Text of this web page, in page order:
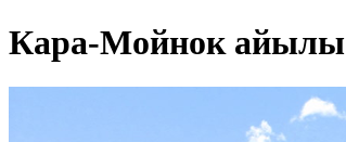
Кара-Мойнок айылы